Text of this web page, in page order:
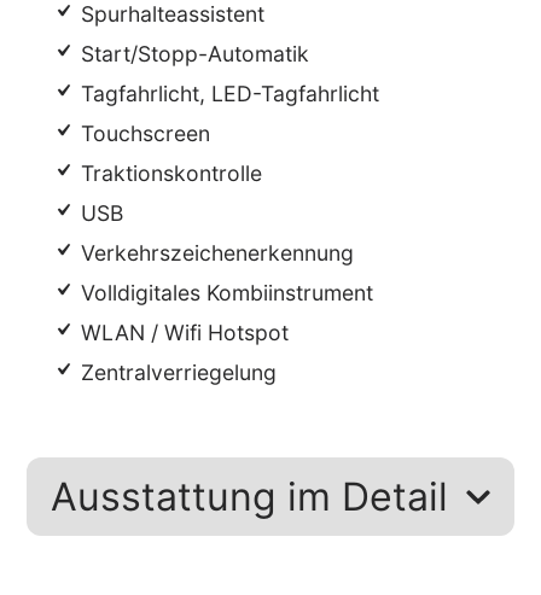
Spurhalteassistent
Start/Stopp-Automatik
Tagfahrlicht, LED-Tagfahrlicht
Touchscreen
Traktionskontrolle
USB
Verkehrszeichenerkennung
Volldigitales Kombiinstrument
WLAN / Wifi Hotspot
Zentralverriegelung
Ausstattung im Detail